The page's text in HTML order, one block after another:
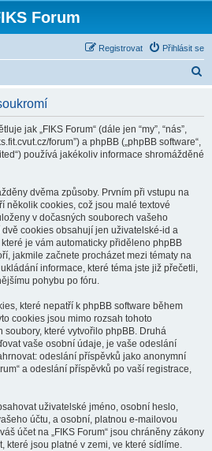
Forum
Přihlásit se
Registrovat
jak „FIKS Forum“ (dále jen “my”, “nás”,
forum”) a phpBB („phpBB software“,
používá jakékoliv informace shromážděné
dvěma způsoby. Prvním při vstupu na
několik cookies, což jsou malé textové
v dočasných souborech vašeho
cookies obsahují jen uživatelské-id a
je vám automaticky přiděleno phpBB
jakmile začnete procházet mezi tématy na
informace, které téma jste již přečetli,
pohybu po fóru.
které nepatří k phpBB software během
cookies jsou mimo rozsah tohoto
soubory, které vytvořilo phpBB. Druhá
vaše osobní údaje, je vaše odeslání
odeslání příspěvků jako anonymní
a odeslání příspěvků po vaší registrace,
uživatelské jméno, osobní heslo,
účtu, a osobní, platnou e-mailovou
účet na „FIKS Forum“ jsou chráněny zákony
které jsou platné v zemi, ve které sídlíme.